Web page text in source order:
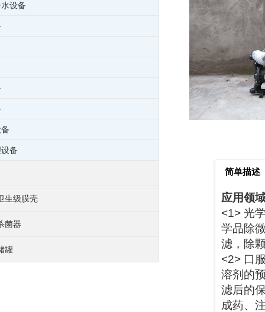
设备
备
生级膜壳
菌器
罐
简单描述
应用领
<1> 光
学品除
滤，除
<2> 口
溶剂的
滤后的
成药、